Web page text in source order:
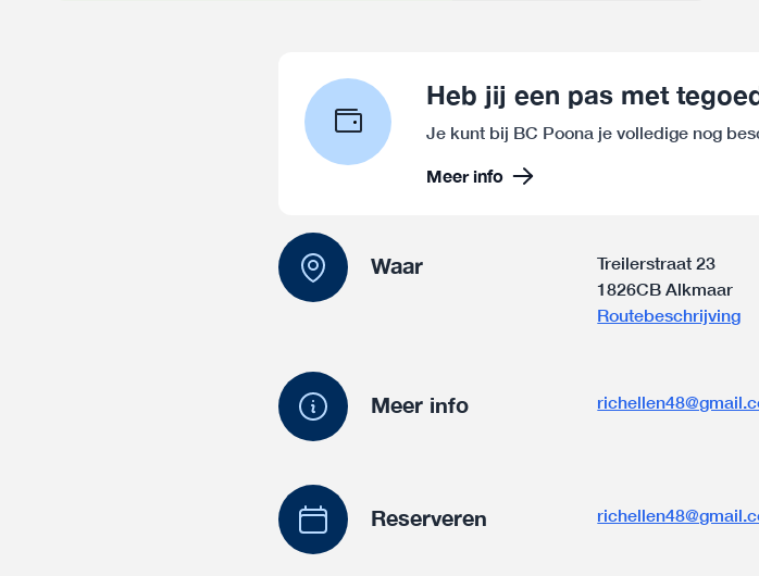
Heb jij een pas met
Je kunt bij BC Poona je volledige nog
Meer info
Waar
Treilerstraat 23
1826CB Alkmaar
Routebeschrijving
Meer info
Reserveren